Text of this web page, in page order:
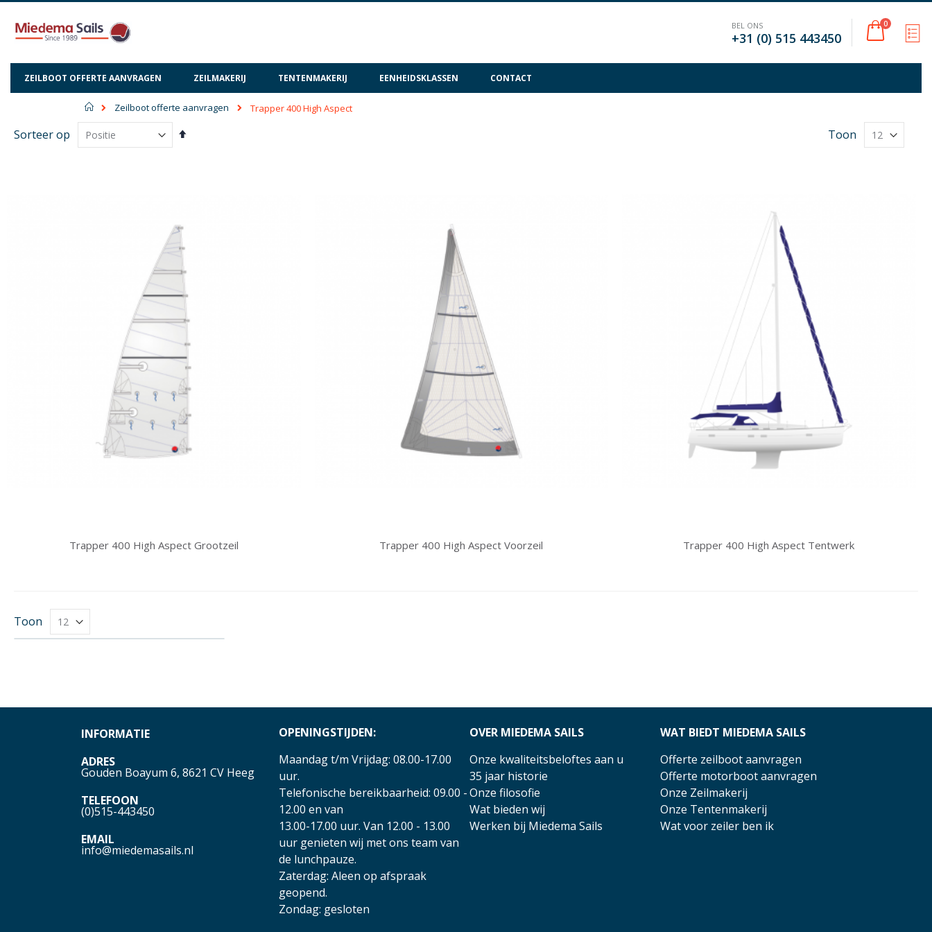
Cart
0
BEL ONS
+31 (0) 515 443450
ZEILBOOT OFFERTE AANVRAGEN ZEILMAKERIJ TENTENMAKERIJ EENHEIDSKLASSEN CONTACT
Home
Zeilboot offerte aanvragen Trapper 400 High Aspect
Sorteer op
Van
Toon
Trapper 400 High Aspect Grootzeil Trapper 400 High Aspect Voorzeil Trapper 400 High Aspect Tentwerk
Toon
INFORMATIE
ADRES
Gouden Boayum 6, 8621 CV Heeg
TELEFOON
(0)515-443450
EMAIL
info@miedemasails.nl
OPENINGSTIJDEN:
Maandag t/m Vrijdag: 08.00-17.00
uur.
Telefonische bereikbaarheid: 09.00 -
12.00 en van
13.00-17.00 uur. Van 12.00 - 13.00
uur genieten wij met ons team van
de lunchpauze.
Zaterdag: Aleen op afspraak
geopend.
Zondag: gesloten
OVER MIEDEMA SAILS
Onze kwaliteitsbeloftes aan u
35 jaar historie
Onze filosofie
Wat bieden wij
Werken bij Miedema Sails
WAT BIEDT MIEDEMA SAILS
Offerte zeilboot aanvragen
Offerte motorboot aanvragen
Onze Zeilmakerij
Onze Tentenmakerij
Wat voor zeiler ben ik